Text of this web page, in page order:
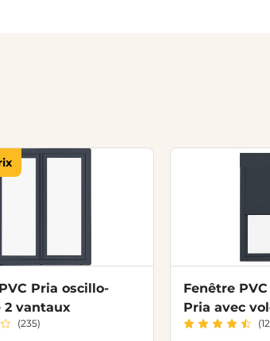
Pria oscillo-
2 vantaux
(235)
Fenêtre
Pria avec
intégré